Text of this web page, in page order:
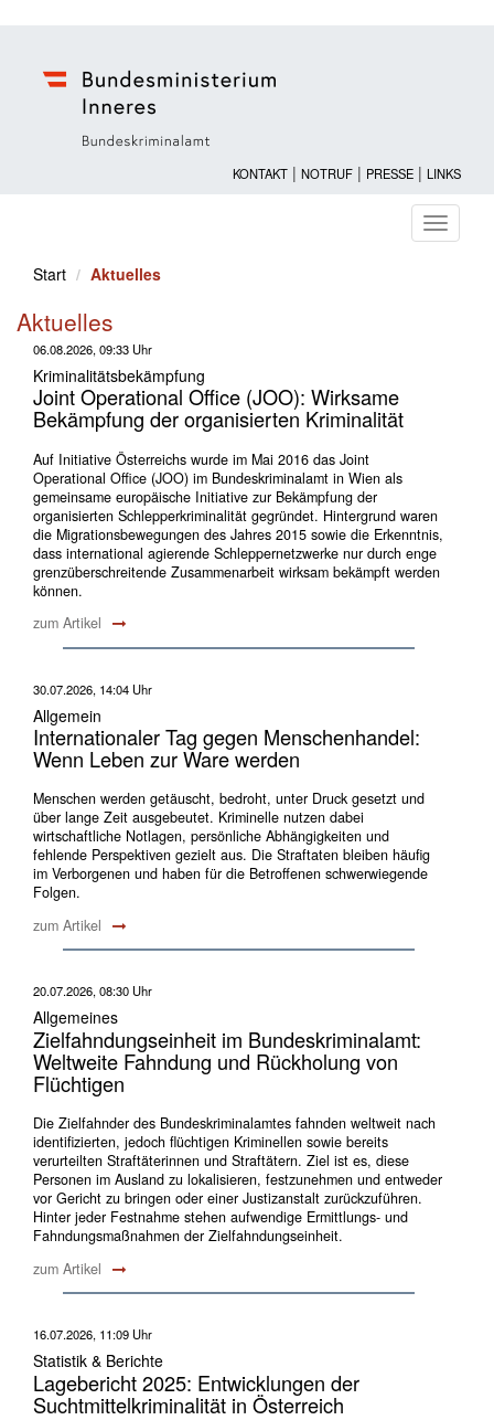
KONTAKT | NOTRUF | PRESSE | LINKS
ein-/
Start
Aktuelles
Aktuelles
06.08.2026, 09:33 Uhr
Kriminalitätsbekämpfung
Joint Operational Office (JOO): Wirksame
Bekämpfung der organisierten Kriminalität
Auf Initiative Österreichs wurde im Mai 2016 das Joint
Operational Office (JOO) im Bundeskriminalamt in Wien als
gemeinsame europäische Initiative zur Bekämpfung der
organisierten Schlepperkriminalität gegründet. Hintergrund waren
die Migrationsbewegungen des Jahres 2015 sowie die Erkenntnis,
dass international agierende Schleppernetzwerke nur durch enge
grenzüberschreitende Zusammenarbeit wirksam bekämpft werden
können.
zum Artikel
30.07.2026, 14:04 Uhr
Allgemein
Internationaler Tag gegen Menschenhandel:
Wenn Leben zur Ware werden
Menschen werden getäuscht, bedroht, unter Druck gesetzt und
über lange Zeit ausgebeutet. Kriminelle nutzen dabei
wirtschaftliche Notlagen, persönliche Abhängigkeiten und
fehlende Perspektiven gezielt aus. Die Straftaten bleiben häufig
im Verborgenen und haben für die Betroffenen schwerwiegende
Folgen.
zum Artikel
20.07.2026, 08:30 Uhr
Allgemeines
Zielfahndungseinheit im Bundeskriminalamt:
Weltweite Fahndung und Rückholung von
Flüchtigen
Die Zielfahnder des Bundeskriminalamtes fahnden weltweit nach
identifizierten, jedoch flüchtigen Kriminellen sowie bereits
verurteilten Straftäterinnen und Straftätern. Ziel ist es, diese
Personen im Ausland zu lokalisieren, festzunehmen und entweder
vor Gericht zu bringen oder einer Justizanstalt zurückzuführen.
Hinter jeder Festnahme stehen aufwendige Ermittlungs- und
Fahndungsmaßnahmen der Zielfahndungseinheit.
zum Artikel
16.07.2026, 11:09 Uhr
Statistik & Berichte
Lagebericht 2025: Entwicklungen der
Suchtmittelkriminalität in Österreich